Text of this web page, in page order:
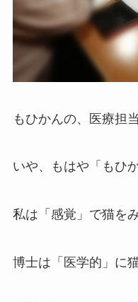
もひかんの、医療担
いや、もはや「もひ
私は「感覚」で猫を
博士は「医学的」に